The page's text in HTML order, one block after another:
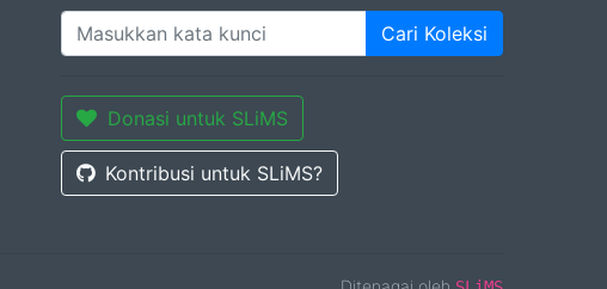
Cari Koleksi
Donasi untuk SLiMS
Kontribusi untuk SLiMS?